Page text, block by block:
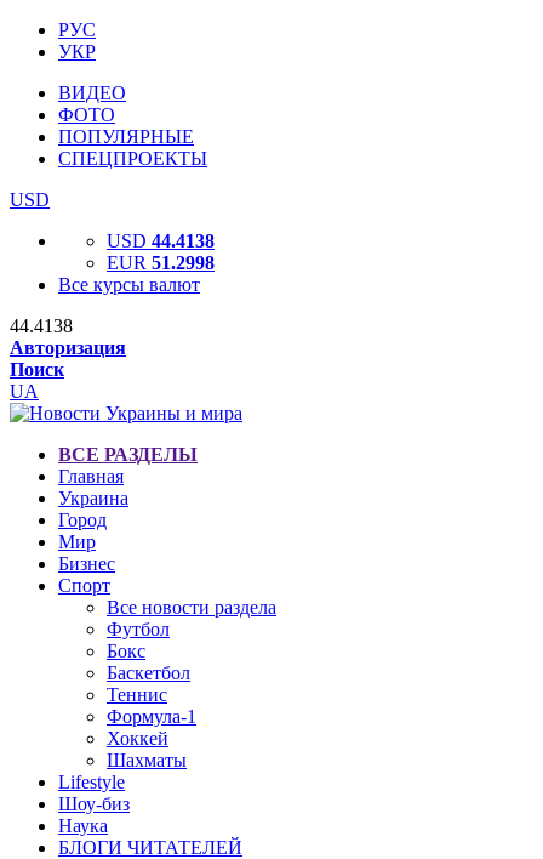
РУС
УКР
ВИДЕО
ФОТО
ПОПУЛЯРНЫЕ
СПЕЦПРОЕКТЫ
USD
USD 44.4138
EUR 51.2998
Все курсы валют
44.4138
Авторизация
Поиск
UA
ВСЕ РАЗДЕЛЫ
Главная
Украина
Город
Мир
Бизнес
Спорт
Все новости раздела
Футбол
Бокс
Баскетбол
Теннис
Формула-1
Хоккей
Шахматы
Lifestyle
Шоу-биз
Наука
БЛОГИ ЧИТАТЕЛЕЙ